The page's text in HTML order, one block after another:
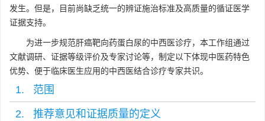
发生。但是，目前尚缺乏统一的辨证施治标准及高质量的循证医学
证据支持。
为进一步规范肝癌靶向药蛋白尿的中西医诊疗，本工作组通过
文献调研、证据等级评价及专家讨论等，制定以下体现中医药特色
优势、便于临床医生应用的中西医结合诊疗专家共识。
1. 范围
2. 推荐意见和证据质量的定义